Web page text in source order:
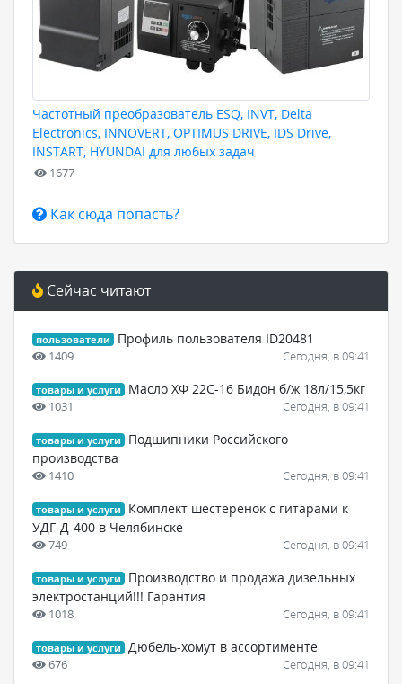
Частотный преобразователь ESQ, INVT, Delta
Electronics, INNOVERT, OPTIMUS DRIVE, IDS Drive,
INSTART, HYUNDAI для любых задач
1677
Как сюда попасть?
Сейчас читают
пользователи Профиль пользователя ID20481
1409 Сегодня, в 09:41
товары и услуги Масло ХФ 22С-16 Бидон б/ж 18л/15,5кг
1031 Сегодня, в 09:41
товары и услуги
Подшипники Российского
производства
1410 Сегодня, в 09:41
товары и услуги
Комплект шестеренок с гитарами к
УДГ-Д-400 в Челябинске
749 Сегодня, в 09:41
товары и услуги
Производство и продажа дизельных
электростанций!!! Гарантия
1018 Сегодня, в 09:41
товары и услуги Дюбель-хомут в ассортименте
676 Сегодня, в 09:41